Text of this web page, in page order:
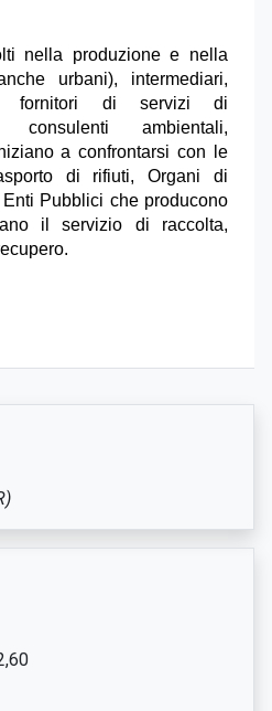
nella produzione e nella
urbani), intermediari,
fornitori di servizi di
consulenti ambientali,
a confrontarsi con le
di rifiuti, Organi di
Pubblici che producono
il servizio di raccolta,